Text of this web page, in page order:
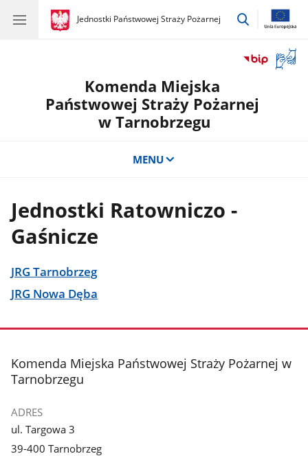
gov.pl
Jednostki Państwowej Straży Pożarnej
gov.pl
Jednostki
przejdź
okno
Komenda Miejska
Państwowej Straży Pożarnej
w Tarnobrzegu
MENU
Jednostki Ratowniczo -
Gaśnicze
JRG Tarnobrzeg
JRG Nowa Dęba
stopka
Komenda Miejska Państwowej Straży Pożarnej w
Tarnobrzegu
ADRES
ul. Targowa 3
39-400 Tarnobrzeg